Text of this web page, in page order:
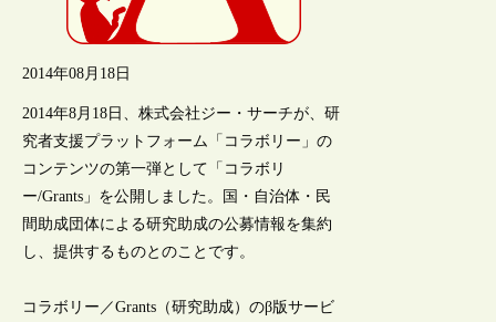
2014年08月18日
2014年8月18日、株式会社ジー・サーチが、研
究者支援プラットフォーム「コラボリー」の
コンテンツの第一弾として「コラボリ
ー/Grants」を公開しました。国・自治体・民
間助成団体による研究助成の公募情報を集約
し、提供するものとのことです。
コラボリー／Grants（研究助成）のβ版サービ